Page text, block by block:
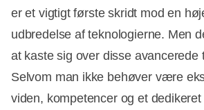
er et vigtigt første skridt mod en
udbredelse af teknologierne. Men
at kaste sig over disse avancerede
Selvom man ikke behøver være
viden, kompetencer og et